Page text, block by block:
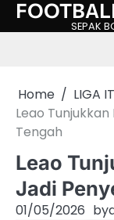
Skip
SEPAK
Home
LIGA
Leao
Tengah
Leao
Jadi
01/05/2026 by